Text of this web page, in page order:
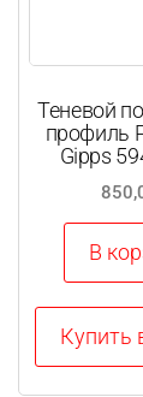
Теневой
профиль
Gipps
В
Купить